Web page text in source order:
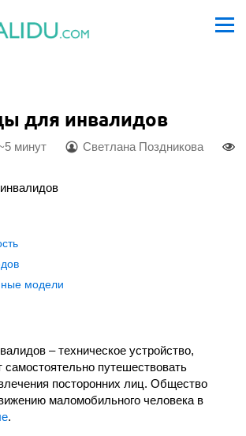
для инвалидов
минут
Светлана Поздникова
модели
– техническое устройство,
самостоятельно путешествовать
посторонних лиц. Общество
маломобильного человека в
.